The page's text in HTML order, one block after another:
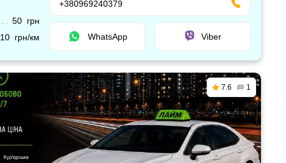
50 грн
10 грн/км
+380969240379
WhatsApp Viber
7.6 1